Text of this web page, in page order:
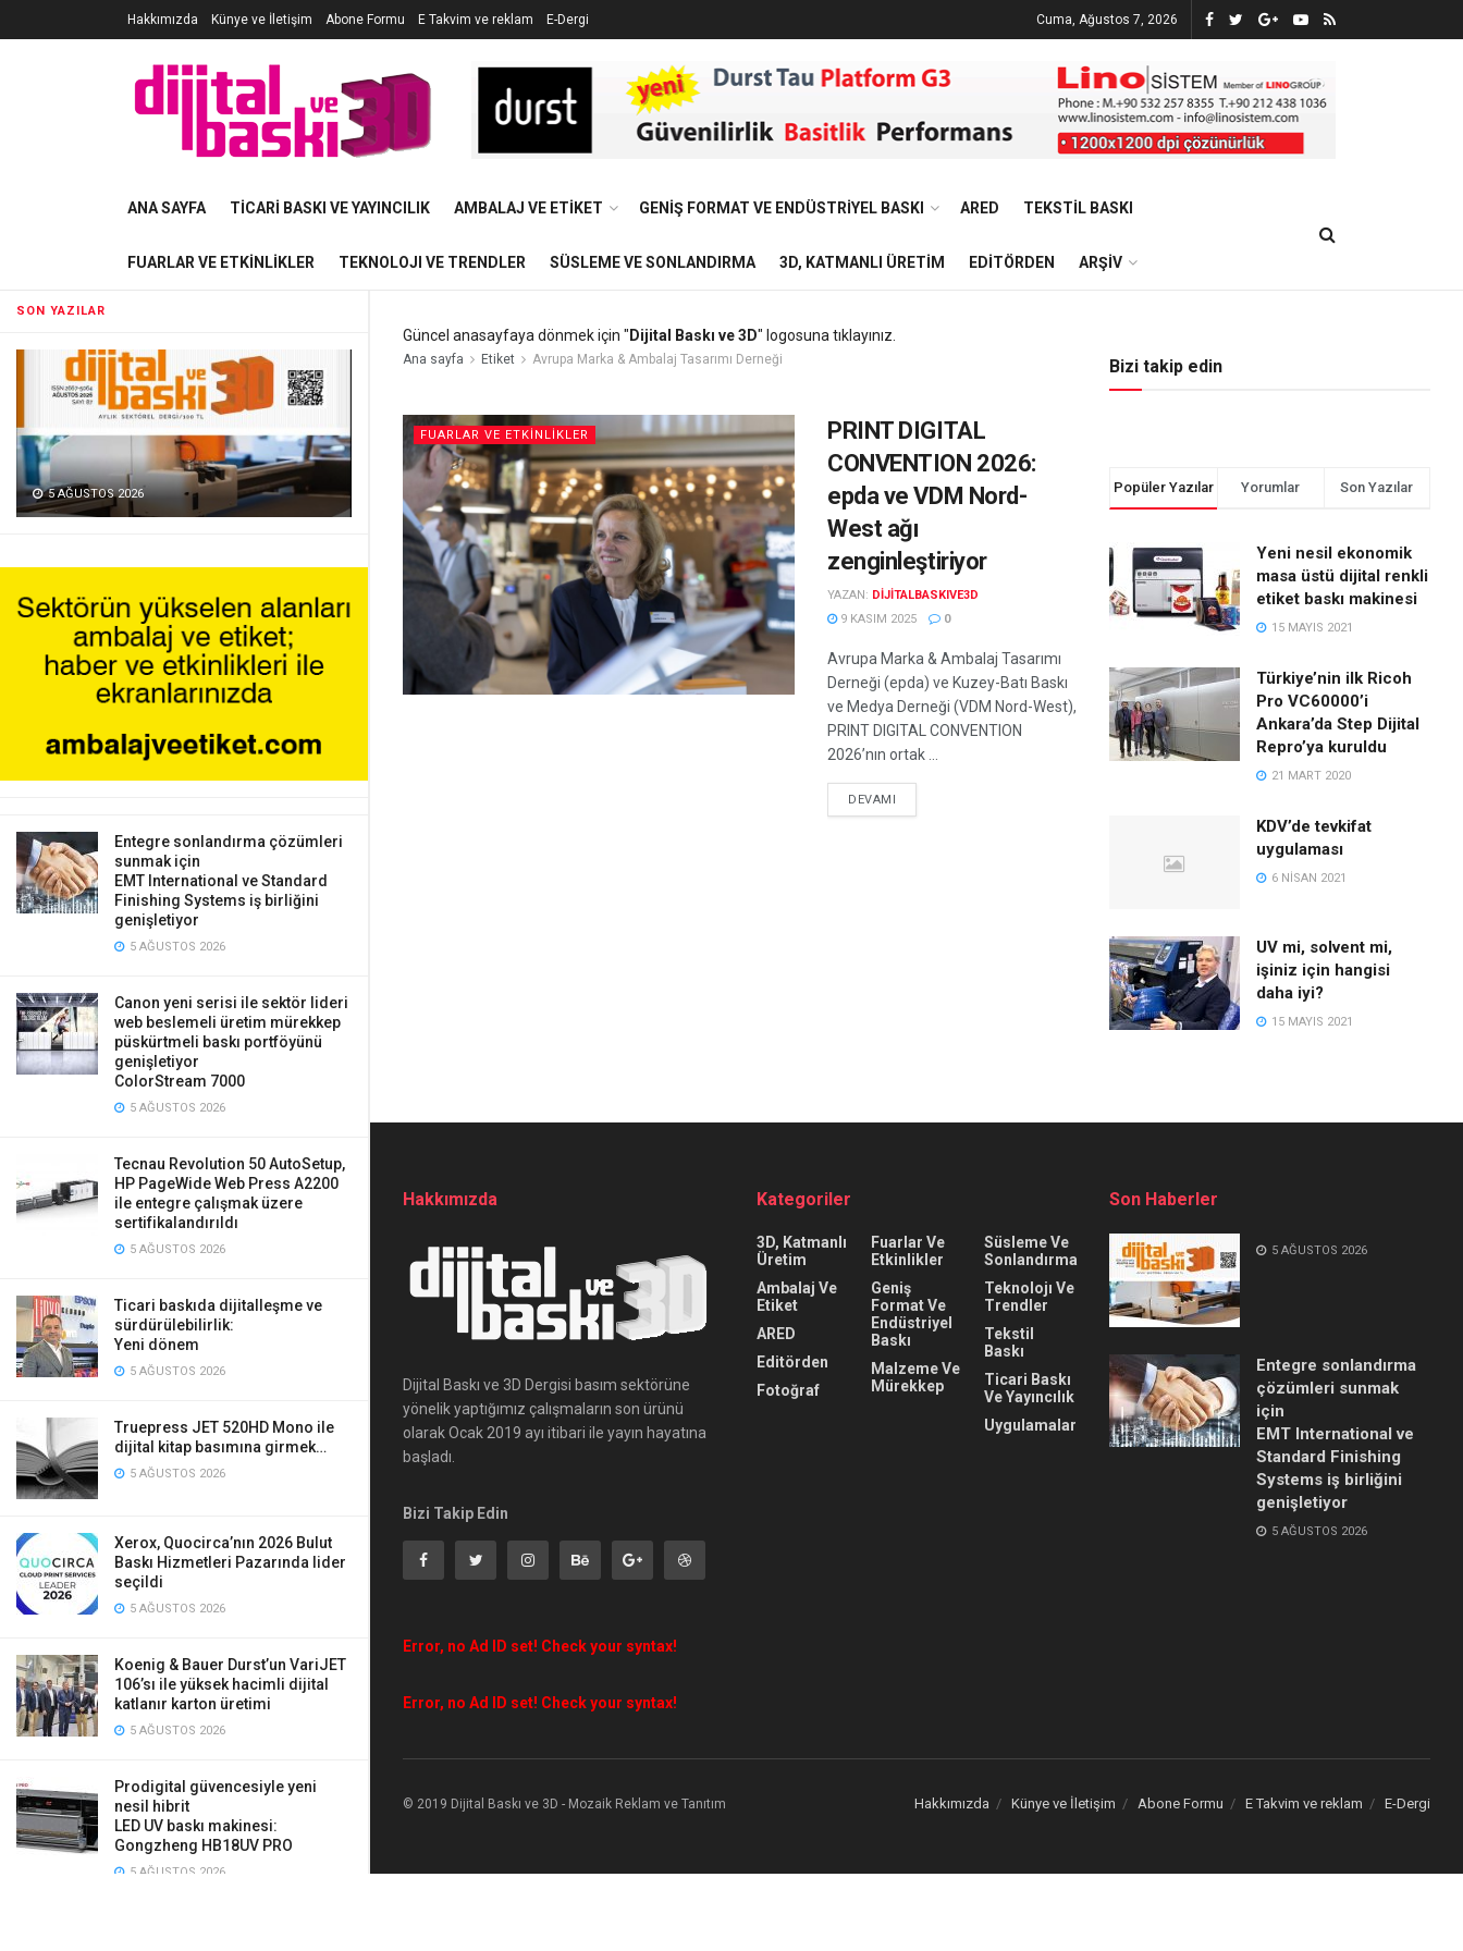
SON YAZILAR
5 AĞUSTOS 2026
Entegre sonlandırma çözümleri
sunmak için
EMT International ve Standard
Finishing Systems iş birliğini
genişletiyor
5 AĞUSTOS 2026
Canon yeni serisi ile sektör lideri
web beslemeli üretim mürekkep
püskürtmeli baskı portföyünü
genişletiyor
ColorStream 7000
5 AĞUSTOS 2026
Tecnau Revolution 50 AutoSetup,
HP PageWide Web Press A2200
ile entegre çalışmak üzere
sertifikalandırıldı
5 AĞUSTOS 2026
Ticari baskıda dijitalleşme ve
sürdürülebilirlik:
Yeni dönem
5 AĞUSTOS 2026
Truepress JET 520HD Mono ile
dijital kitap basımına girmek…
5 AĞUSTOS 2026
Xerox, Quocirca’nın 2026 Bulut
Baskı Hizmetleri Pazarında lider
seçildi
5 AĞUSTOS 2026
Koenig & Bauer Durst’un VariJET
106’sı ile yüksek hacimli dijital
katlanır karton üretimi
5 AĞUSTOS 2026
Prodigital güvencesiyle yeni
nesil hibrit
LED UV baskı makinesi:
Gongzheng HB18UV PRO
5 AĞUSTOS 2026
Hakkımızda Künye ve İletişim Abone Formu E Takvim ve reklam E-Dergi Cuma, Ağustos 7, 2026
ANA SAYFA TICARI BASKI VE YAYINCILIK AMBALAJ VE ETIKET GENIŞ FORMAT VE ENDÜSTRIYEL BASKI ARED TEKSTIL BASKI
FUARLAR VE ETKINLIKLER TEKNOLOJI VE TRENDLER SÜSLEME VE SONLANDIRMA 3D, KATMANLI ÜRETIM EDITÖRDEN ARŞIV
Güncel anasayfaya dönmek için " Dijital Baskı ve 3D" logosuna tıklayınız.
Ana sayfa Etiket Avrupa Marka & Ambalaj Tasarımı Derneği
FUARLAR VE ETKINLIKLER
PRINT DIGITAL
CONVENTION 2026:
epda ve VDM Nord-
West ağı
zenginleştiriyor
YAZAN: DIJITALBASKIVE3D
9 KASIM 2025
0
Avrupa Marka & Ambalaj Tasarımı
Derneği (epda) ve Kuzey-Batı Baskı
ve Medya Derneği (VDM Nord-West),
PRINT DIGITAL CONVENTION
2026’nın ortak ...
DEVAMI
Bizi takip edin
Popüler Yazılar Yorumlar Son Yazılar
Yeni nesil ekonomik
masa üstü dijital renkli
etiket baskı makinesi
15 MAYIS 2021
Türkiye’nin ilk Ricoh
Pro VC60000’i
Ankara’da Step Dijital
Repro’ya kuruldu
21 MART 2020
KDV’de tevkifat
uygulaması
6 NISAN 2021
UV mi, solvent mi,
işiniz için hangisi
daha iyi?
15 MAYIS 2021
Hakkımızda
Dijital Baskı ve 3D Dergisi basım sektörüne
yönelik yaptığımız çalışmaların son ürünü
olarak Ocak 2019 ayı itibari ile yayın hayatına
başladı.
Bizi Takip Edin
Error, no Ad ID set! Check your syntax!
Error, no Ad ID set! Check your syntax!
Kategoriler
3D, Katmanlı
Üretim
Ambalaj Ve
Etiket
ARED
Editörden
Fotoğraf
Fuarlar Ve
Etkinlikler
Geniş
Format Ve
Endüstriyel
Baskı
Malzeme Ve
Mürekkep
Süsleme Ve
Sonlandırma
Teknolojı Ve
Trendler
Tekstil
Baskı
Ticari Baskı
Ve Yayıncılık
Uygulamalar
Son Haberler
5 AĞUSTOS 2026
Entegre sonlandırma
çözümleri sunmak
için
EMT International ve
Standard Finishing
Systems iş birliğini
genişletiyor
5 AĞUSTOS 2026
Hakkımızda Künye ve İletişim Abone Formu E Takvim ve reklam E-Dergi
© 2019 Dijital Baskı ve 3D - Mozaik Reklam ve Tanıtım